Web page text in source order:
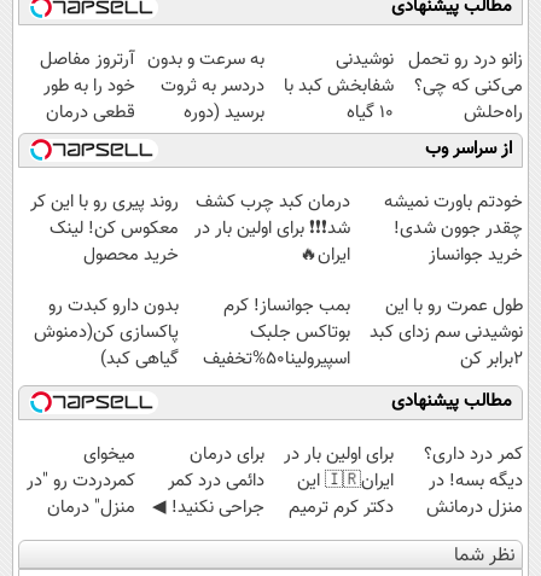
مطالب پیشنهادی
زانو درد رو تحمل
می‌کنی که چی؟
راه‌حلش
همین‌جاست!
نوشیدنی
شفابخش کبد با
10 گیاه
موثر(تخفیف تا
امشب)
به سرعت و بدون
دردسر به ثروت
برسید (دوره
کاملا رایگان
پولسازی)
آرتروز مفاصل
خود را به طور
قطعی درمان
کنید!
◗پرسش‌نامه◖
از سراسر وب
خودتم باورت نمیشه
چقدر جوون شدی!
خرید جوانساز
ویژه
درمان کبد چرب کشف
شد❗❗❗ برای اولین بار در
ایران🔥
روند پیری رو با این کر
معکوس کن! لینک
خرید محصول
طول عمرت رو با این
نوشیدنی سم زدای کبد
2برابر کن
بمب جوانساز! کرم
بوتاکس جلبک
اسپیرولینا50%تخفیف
بدون دارو کبدت رو
پاکسازی کن(دمنوش
گیاهی کبد)
مطالب پیشنهادی
کمر درد داری؟
دیگه بسه! در
منزل درمانش
کن
(◀پرسش‌نامه)
برای اولین بار در
ایران🇮🇷 این
دکتر کرم ترمیم
کننده 23 روزه
ساخت!
برای درمان
دائمی درد کمر
جراحی نکنید! ◀
پرسش‌نامه رو پر
کن ▶
میخوای
کمردردت رو "در
منزل" درمان
کنی؟ (◂فیلم +
◂پرسش‌نامه)
نظر شما